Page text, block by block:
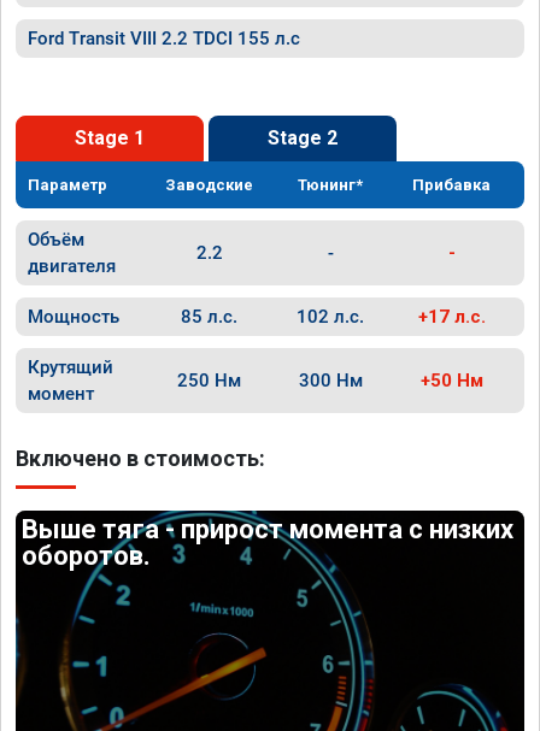
Ford Transit VIII 2.2 TDCI 155 л.с
Stage 1 Stage 2
Параметр Заводские Тюнинг* Прибавка
Объём
двигателя
2.2 - -
Мощность 85 л.с. 102 л.с. +17 л.с.
Крутящий
момент
250 Нм 300 Нм +50 Нм
Включено в стоимость:
Выше тяга - прирост момента с низких
оборотов.